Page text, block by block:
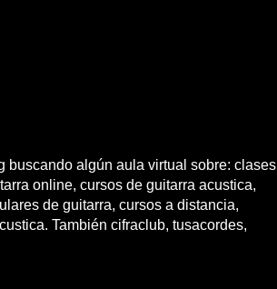
buscando algún aula virtual sobre: clases
online, cursos de guitarra acustica,
de guitarra, cursos a distancia,
También cifraclub, tusacordes,